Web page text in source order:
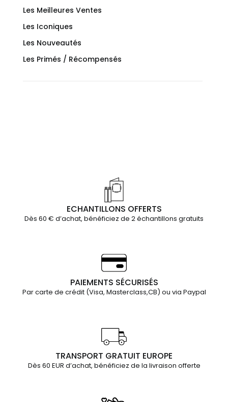
Les Meilleures Ventes
Les Iconiques
Les Nouveautés
Les Primés / Récompensés
ECHANTILLONS OFFERTS
Dès 60 € d’achat, bénéficiez de 2 échantillons gratuits
PAIEMENTS SÉCURISÉS
Par carte de crédit (Visa, Masterclass,CB) ou via Paypal
TRANSPORT GRATUIT EUROPE
Dès 60 EUR d’achat, bénéficiez de la livraison offerte